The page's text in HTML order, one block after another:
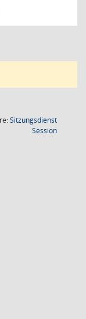
Sitzungsdienst
Session(Wird in